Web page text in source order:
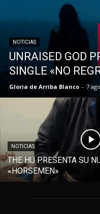
NOTICIAS
UNRAISED GOD
SINGLE «NO
Gloria de Arriba Blanco - 7
NOTICIAS
THE HU PRESENTA SU
«HORSEMEN»